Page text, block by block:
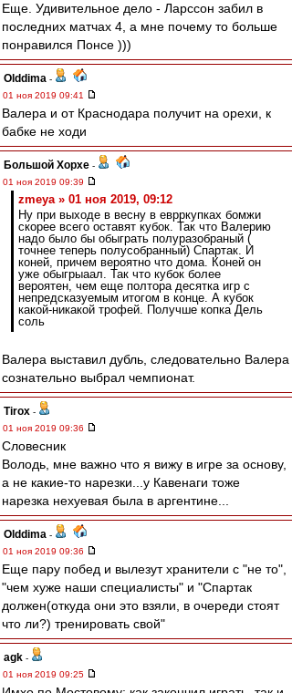
Еще. Удивительное дело - Ларссон забил в
последних матчах 4, а мне почему то больше
понравился Понсе )))
Olddima -
01 ноя 2019 09:41
Валера и от Краснодара получит на орехи, к
бабке не ходи
Большой Хорхе -
01 ноя 2019 09:39
zmeya » 01 ноя 2019, 09:12
Ну при выходе в весну в еврркупках бомжи
скорее всего оставят кубок. Так что Валерию
надо было бы обыграть полуразобраный (
точнее теперь полусобранный) Спартак. И
коней, причем вероятно что дома. Коней он
уже обыгрыаал. Так что кубок более
вероятен, чем еще полтора десятка игр с
непредсказуемым итогом в конце. А кубок
какой-никакой трофей. Получше копка Дель
соль
Валера выставил дубль, следовательно Валера
сознательно выбрал чемпионат.
Tirox -
01 ноя 2019 09:36
Словесник
Володь, мне важно что я вижу в игре за основу,
а не какие-то нарезки...у Кавенаги тоже
нарезка нехуевая была в аргентине...
Olddima -
01 ноя 2019 09:36
Еще пару побед и вылезут хранители с "не то",
"чем хуже наши специалисты" и "Спартак
должен(откуда они это взяли, в очереди стоят
что ли?) тренировать свой"
agk -
01 ноя 2019 09:25